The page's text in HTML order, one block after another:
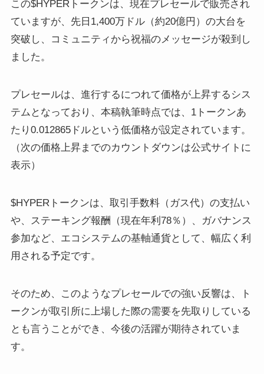
この$HYPERトークンは、現在プレセールで販売され
ていますが、先日1,400万ドル（約20億円）の大台を
突破し、コミュニティから祝福のメッセージが殺到し
ました。
プレセールは、進行するにつれて価格が上昇するシス
テムとなっており、本稿執筆時点では、1トークンあ
たり0.012865ドルという低価格が設定されています。
（次の価格上昇までのカウントダウンは公式サイトに
表示）
$HYPERトークンは、取引手数料（ガス代）の支払い
や、ステーキング報酬（現在年利78％）、ガバナンス
参加など、エコシステムの基軸通貨として、幅広く利
用される予定です。
そのため、このようなプレセールでの強い反響は、ト
ークンが取引所に上場した際の需要を先取りしている
とも言うことができ、今後の活躍が期待されていま
す。